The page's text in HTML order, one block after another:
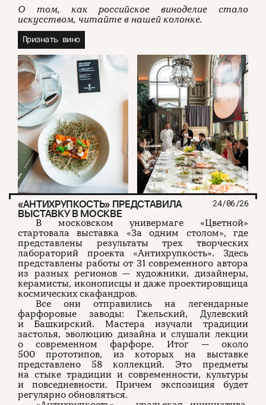
О том, как российское виноделие стало
искусством, читайте в нашей колонке.
Признать вино
«АНТИХРУПКОСТЬ» ПРЕДСТАВИЛА
ВЫСТАВКУ В МОСКВЕ
24/06/26
В московском универмаге «Цветной»
стартовала выставка «За одним столом», где
представлены результаты трех творческих
лабораторий проекта «Антихрупкость». Здесь
представлены работы от 31 современного автора
из разных регионов — художники, дизайнеры,
керамисты, иконописцы и даже проектировщица
космических скафандров.
Все они отправились на легендарные
фарфоровые заводы: Гжельский, Дулевский
и Башкирский. Мастера изучали традиции
застолья, эволюцию дизайна и слушали лекции
о современном фарфоре. Итог — около
500 прототипов, из которых на выставке
представлено 58 коллекций. Это предметы
на стыке традиции и современности, культуры
и повседневности. Причем экспозиция будет
регулярно обновляться.